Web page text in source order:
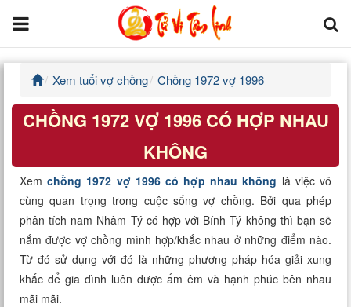
Trang chủ
Tử Vi Đẩu Số
Tử Vi 12 Con Giáp
Phong thủy
Kinh Dịch
Văn Hoa Tâm linh
Xem tuổi vợ chồng Chồng 1972 vợ 1996
CHỒNG 1972 VỢ 1996 CÓ HỢP NHAU
KHÔNG
Xem chồng 1972 vợ 1996 có hợp nhau không là việc vô
cùng quan trọng trong cuộc sống vợ chồng. Bởi qua phép
phân tích nam Nhâm Tý có hợp với Bính Tý không thì bạn sẽ
nắm được vợ chồng mình hợp/khắc nhau ở những điểm nào.
Từ đó sử dụng với đó là những phương pháp hóa giải xung
khắc để gia đình luôn được ấm êm và hạnh phúc bên nhau
mãi mãi.